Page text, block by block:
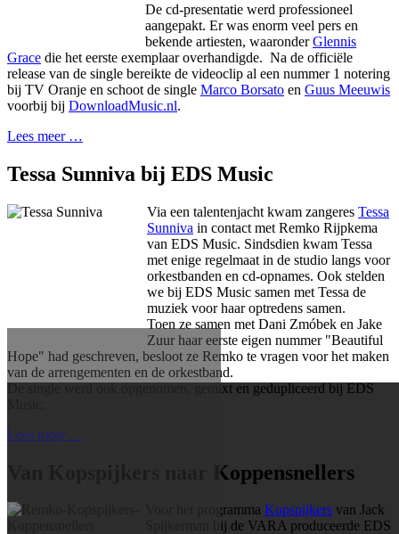
De cd-presentatie werd professioneel
aangepakt. Er was enorm veel pers en
bekende artiesten, waaronderGlennis
Grace die het eerste exemplaar overhandigde. Na de officiële
release van de single bereikte de videoclip al een nummer 1 notering
bij TV Oranje en schoot de single Marco Borsato en Guus Meeuwis
voorbij bij DownloadMusic.nl.
Lees meer …
Tessa Sunniva bij EDS Music
Via een talentenjacht kwam zangeres Tessa
Sunniva in contact met Remko Rijpkema
van EDS Music. Sindsdien kwam Tessa
met enige regelmaat in de studio langs voor
orkestbanden en cd-opnames. Ook stelden
we bij EDS Music samen met Tessa de
muziek voor haar optredens samen.
Toen ze samen met Dani Zmóbek en Jake
Zuur haar eerste eigen nummer "Beautiful
Hope" had geschreven, besloot ze Remko te vragen voor het maken
van de arrengementen en de orkestband.
De single werd ook opgenomen, gemixt en gedupliceerd bij EDS
Lees meer …
Van Kopspijkers naar Koppensnellers
Voor het programma Kopspijkers van Jack
Spijkerman bij de VARA produceerde EDS